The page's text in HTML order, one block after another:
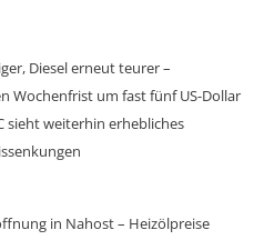
Diesel erneut teurer –
Wochenfrist um fast fünf US-Dollar
sieht weiterhin erhebliches
in Nahost – Heizölpreise